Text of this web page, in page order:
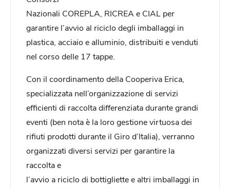
Nazionali COREPLA, RICREA e CIAL per
garantire l’avvio al riciclo degli imballaggi in
plastica, acciaio e alluminio, distribuiti e venduti
nel corso delle 17 tappe.
Con il coordinamento della Cooperiva Erica,
specializzata nell’organizzazione di servizi
efficienti di raccolta differenziata durante grandi
eventi (ben nota è la loro gestione virtuosa dei
rifiuti prodotti durante il Giro d’Italia), verranno
organizzati diversi servizi per garantire la
raccolta e
l’avvio a riciclo di bottigliette e altri imballaggi in